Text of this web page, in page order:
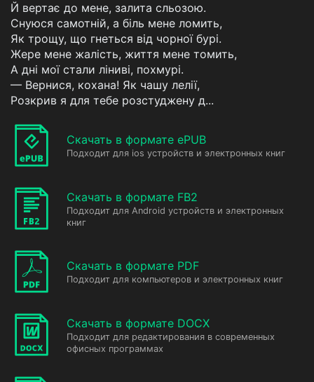
Й вертає до мене, залита сльозою.
Снуюся самотній, а біль мене ломить,
Як трощу, що гнеться від чорної бурі.
Жере мене жалість, життя мене томить,
А дні мої стали ліниві, похмурі.
— Вернися, кохана! Як чашу лелії,
Розкрив я для тебе розстуджену д...
Скачать в формате ePUB
Подходит для ios устройств и электронных книг
Скачать в формате FB2
Подходит для Android устройств и электронных
книг
Скачать в формате PDF
Подходит для компьютеров и электронных книг
Скачать в формате DOCX
Подходит для редактирования в современных
офисных программах